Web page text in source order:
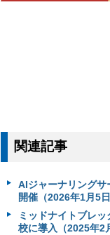
関連記事
AIジャーナリング
開催（2026年1月5日
ミッドナイトブレ
校に導入（2025年2